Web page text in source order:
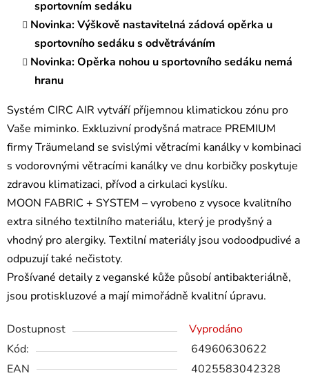
sportovním sedáku
Novinka: Výškově nastavitelná zádová opěrka u
sportovního sedáku s odvětráváním
Novinka: Opěrka nohou u sportovního sedáku nemá
hranu
Systém CIRC AIR vytváří příjemnou klimatickou zónu pro
Vaše miminko. Exkluzivní prodyšná matrace PREMIUM
firmy Träumeland se svislými větracími kanálky v kombinaci
s vodorovnými větracími kanálky ve dnu korbičky poskytuje
zdravou klimatizaci, přívod a cirkulaci kyslíku.
MOON FABRIC + SYSTEM – vyrobeno z vysoce kvalitního
extra silného textilního materiálu, který je prodyšný a
vhodný pro alergiky. Textilní materiály jsou vodoodpudivé a
odpuzují také nečistoty.
Prošívané detaily z veganské kůže působí antibakteriálně,
jsou protiskluzové a mají mimořádně kvalitní úpravu.
Dostupnost
Vyprodáno
Kód:
64960630622
EAN
4025583042328